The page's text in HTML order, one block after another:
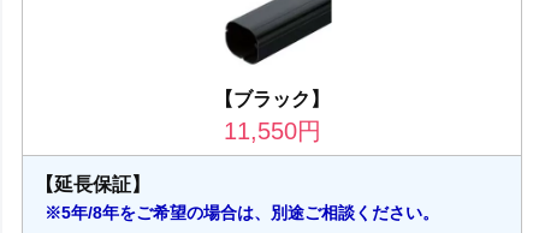
【ブラック】
11,550円
【延長保証】
※5年/8年をご希望の場合は、別途ご相談ください。